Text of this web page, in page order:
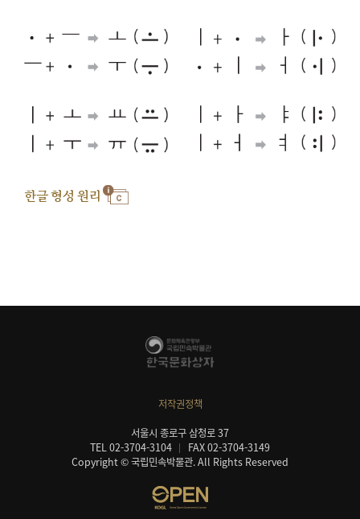
한글 형성 원리
저작권정책
서울시 종로구 삼청로 37
TEL 02-3704-3104
FAX 02-3704-3149
Copyright © 국립민속박물관. All Rights Reserved